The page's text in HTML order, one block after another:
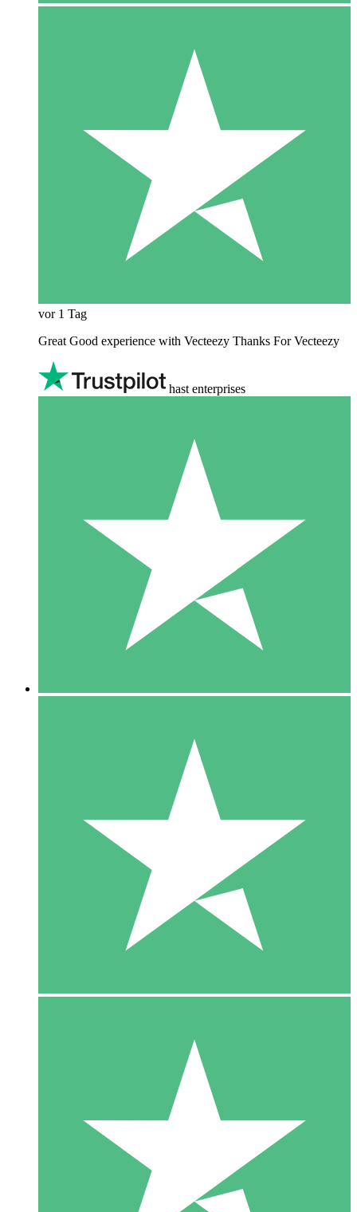
vor 1 Tag
Great Good experience with Vecteezy Thanks For Vecteezy
hast enterprises